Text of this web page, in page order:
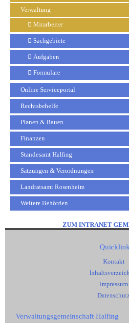
Verwaltung
Mitarbeiter
Sachgebiete
Aufgaben
Formulare
Online Serviceportal
Rechtsbehelfe
Planen & Bauen
Finanzen
Standesamt Halfing
Satzungen & Verordnungen
Landratsamt Rosenheim
Weitere Behörden
ZUM INTRANET
Kontakt
Impressum
Verwaltungsgemeinschaft Halfing